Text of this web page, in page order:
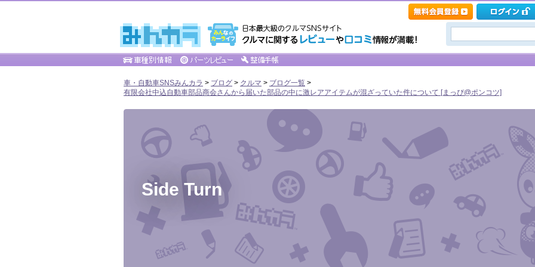
車・自動車SNSみんカラ > ブログ > クルマ > ブログ一覧 >
有限会社中込自動車部品商会さんから届いた部品の中に激レアアイテムが混ざっていた件について [まっぴ@ポンコツ]
Side Turn